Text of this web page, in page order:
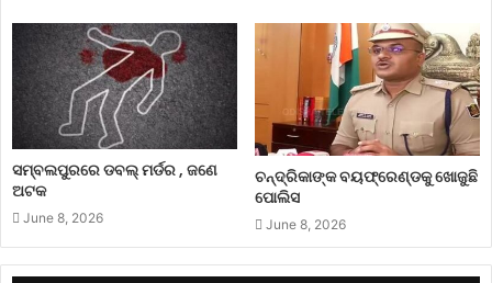
ସମ୍ବଲପୁରରେ ଡବଲ୍ ମର୍ଡର , ଜଣେ
ଅଟକ
June 8, 2026
ଚନ୍ଦ୍ରିକାଙ୍କ ବୟଫ୍ରେଣ୍ଡକୁ ଖୋଜୁଛି
ପୋଲିସ
June 8, 2026